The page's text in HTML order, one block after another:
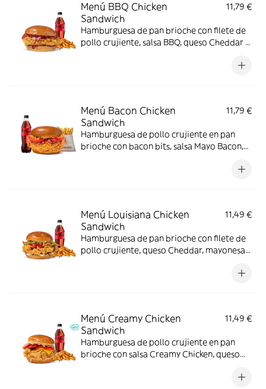
Menú BBQ Chicken
Sandwich
11,79 €
Hamburguesa de pan brioche con filete de
pollo crujiente, salsa BBQ, queso Cheddar y
Menú Bacon Chicken
Sandwich
11,79 €
Hamburguesa de pollo crujiente en pan
brioche con bacon bits, salsa Mayo Bacon,
Menú Louisiana Chicken
Sandwich
11,49 €
Hamburguesa de pan brioche con filete de
pollo crujiente, queso Cheddar, mayonesa,
Menú Creamy Chicken
Sandwich
11,49 €
Hamburguesa de pollo crujiente en pan
brioche con salsa Creamy Chicken, queso